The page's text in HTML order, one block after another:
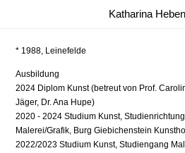
Katharina
* 1988, Leinefelde
Ausbildung
2024 Diplom Kunst (betreut von Prof.
Jäger, Dr. Ana Hupe)
2020 - 2024 Studium Kunst,
Malerei/Grafik, Burg Giebichenstein
2022/2023 Studium Kunst, Studiengang